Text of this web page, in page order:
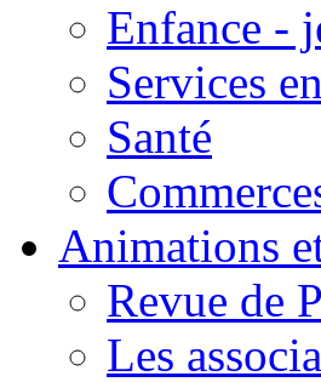
Enfance -
Services
Santé
Animations
Revue de
Les